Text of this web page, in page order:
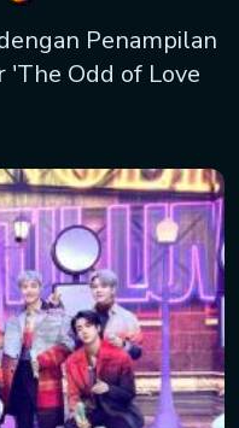
Penampilan
'The Odd of Love